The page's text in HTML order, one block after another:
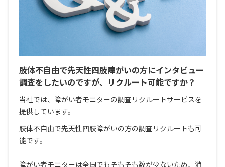
肢体不自由で先天性四肢障がいの方にインタビュー
調査をしたいのですが、リクルート可能ですか？
当社では、障がい者モニターの調査リクルートサービスを
提供しています。
肢体不自由で先天性四肢障がいの方の調査リクルートも可
能です。
障がい者モニターは全国でもそもそも数が少ないため、消